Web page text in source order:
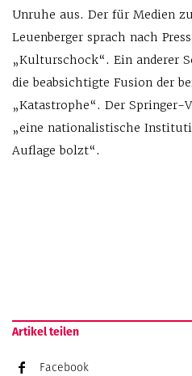
Unruhe aus. Der für Medien
Leuenberger sprach nach
„Kulturschock“. Ein anderer
die beabsichtigte Fusion der
„Katastrophe“. Der Springer-
„eine nationalistische
Auflage bolzt“.
Artikel teilen
Facebook